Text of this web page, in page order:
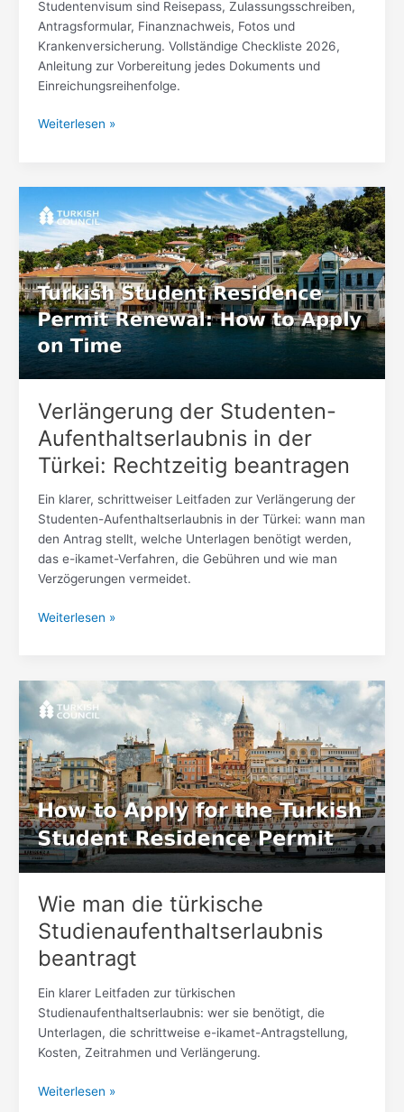
Studentenvisum sind Reisepass, Zulassungsschreiben,
Antragsformular, Finanznachweis, Fotos und
Krankenversicherung. Vollständige Checkliste 2026,
Anleitung zur Vorbereitung jedes Dokuments und
Einreichungsreihenfolge.
Weiterlesen »
Verlängerung der Studenten-
Aufenthaltserlaubnis in der
Türkei: Rechtzeitig beantragen
Ein klarer, schrittweiser Leitfaden zur Verlängerung der
Studenten-Aufenthaltserlaubnis in der Türkei: wann man
den Antrag stellt, welche Unterlagen benötigt werden,
das e-ikamet-Verfahren, die Gebühren und wie man
Verzögerungen vermeidet.
der
Studenten-
Aufenthaltserlaubnis
in
der
Türkei:
Rechtzeitig
beantragen
Weiterlesen »
Wie man die türkische
Studienaufenthaltserlaubnis
beantragt
Ein klarer Leitfaden zur türkischen
Studienaufenthaltserlaubnis: wer sie benötigt, die
Unterlagen, die schrittweise e-ikamet-Antragstellung,
Kosten, Zeitrahmen und Verlängerung.
man
die
türkische
Studienaufenthaltserlaubnis
beantragt
Weiterlesen »